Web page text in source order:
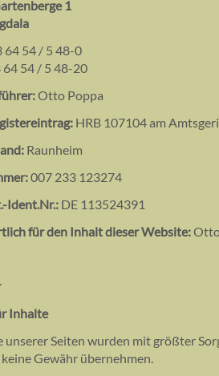
1
64 54 / 5 48-0
64 54 / 5 48-20
Otto Poppa
HRB 107104 am
Raunheim
007 233 123274
Ident.Nr.: DE 113524391
für den Inhalt dieser Website:
Inhalte
unserer Seiten wurden mit größter
Gewähr übernehmen.